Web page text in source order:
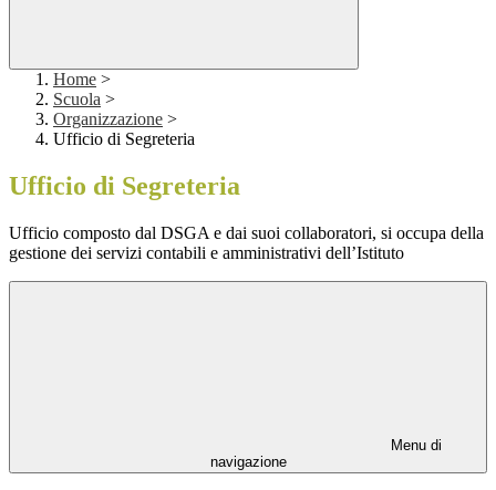
Home >
Scuola >
Organizzazione >
Ufficio di Segreteria
Ufficio di Segreteria
Ufficio composto dal DSGA e dai suoi collaboratori, si occupa della
gestione dei servizi contabili e amministrativi dell’Istituto
Menu di
navigazione